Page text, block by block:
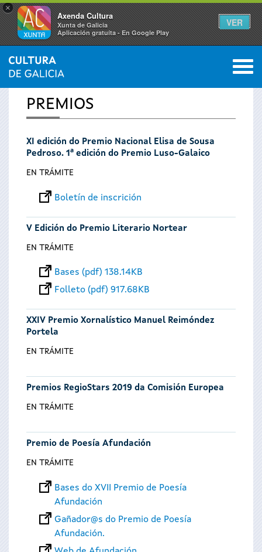
×
Axenda Cultura
Xunta de Galicia
Aplicación gratuíta - En Google Play
VER
Vostede
está
aquí
INICIO 0
PREMIOS
XI edición do Premio Nacional Elisa de Sousa
Pedroso. 1ª edición do Premio Luso-Galaico
EN TRÁMITE
Boletín de inscrición
V Edición do Premio Literario Nortear
EN TRÁMITE
Bases (pdf) 138.14KB
Folleto (pdf) 917.68KB
XXIV Premio Xornalístico Manuel Reimóndez
Portela
EN TRÁMITE
Premios RegioStars 2019 da Comisión Europea
EN TRÁMITE
Premio de Poesía Afundación
EN TRÁMITE
Bases do XVII Premio de Poesía
Afundación
Gañador@s do Premio de Poesía
Afundación.